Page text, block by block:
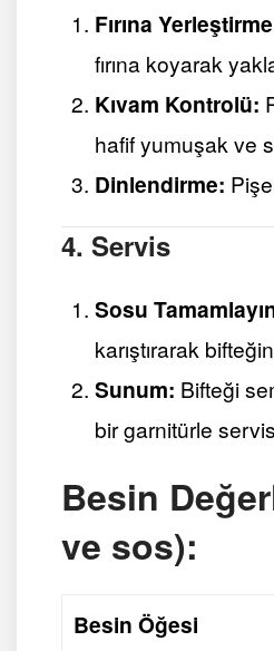
Fırına
fırına koyarak
Kıvam Kontrolü:
hafif yumuşak ve
Dinlendirme:
4. Servis
Sosu
karıştırarak
Sunum: Bifteği
bir garnitürle
Besin
ve sos):
Besin Öğesi